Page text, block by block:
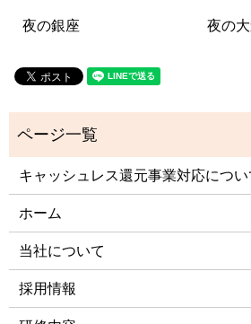
夜の銀座 夜の
キャッシュレス還元事業対応につい
ホーム
当社について
採用情報